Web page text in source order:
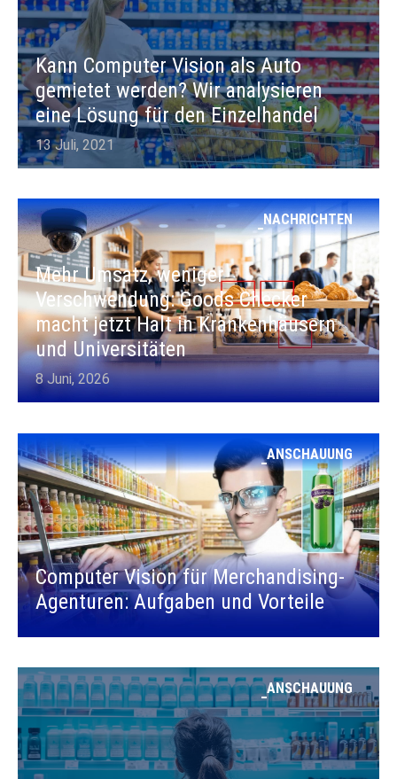
Kann Computer Vision als Auto
gemietet werden? Wir analysieren
eine Lösung für den Einzelhandel
13 Juli, 2021
NACHRICHTEN
Mehr Umsatz, weniger
Verschwendung: Goods Checker
macht jetzt Halt in Krankenhäusern
und Universitäten
8 Juni, 2026
ANSCHAUUNG
Computer Vision für Merchandising-
Agenturen: Aufgaben und Vorteile
ANSCHAUUNG